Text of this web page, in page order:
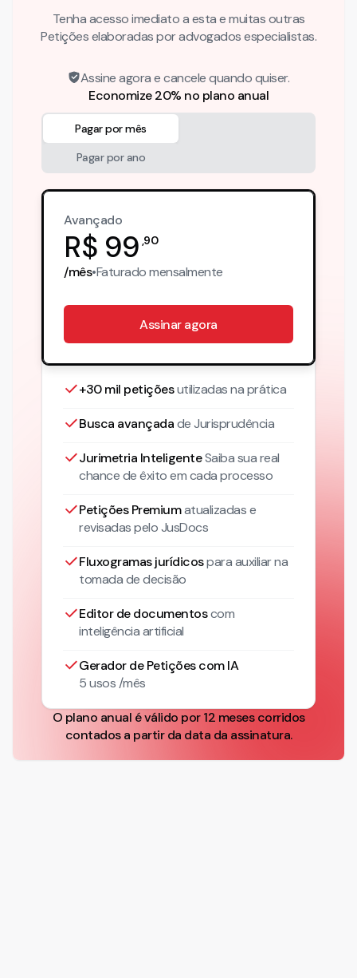
Tenha acesso imediato a esta e muitas outras
Petições elaboradas por advogados especialistas.
Assine agora e cancele quando quiser.
Economize 20% no plano anual
Pagar por mês
Pagar por ano
Avançado
R$ 99 ,90
/mês•Faturadomensalmente
Assinar agora
+30 mil petiçõesutilizadas na prática
Busca avançadade Jurisprudência
Jurimetria InteligenteSaiba sua real
chance de êxito em cada processo
Petições Premiumatualizadase
revisadas pelo JusDocs
Fluxogramas jurídicospara auxiliar na
tomada de decisão
Editor de documentoscom
inteligência artificial
Gerador de Petições com IA
5 usos /mês
O plano anual é válido por 12 meses corridos
contados a partir da data da assinatura.